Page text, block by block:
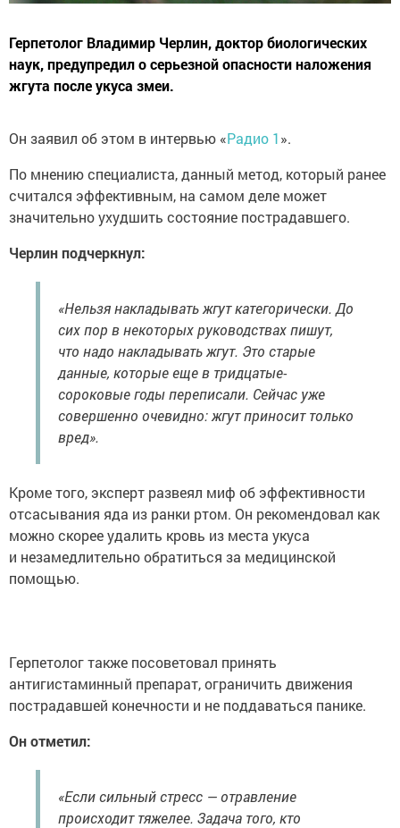
Герпетолог Владимир Черлин, доктор биологических
наук, предупредил о серьезной опасности наложения
жгута после укуса змеи.
Он заявил об этом в интервью «Радио 1».
По мнению специалиста, данный метод, который ранее
считался эффективным, на самом деле может
значительно ухудшить состояние пострадавшего.
Черлин подчеркнул:
«Нельзя накладывать жгут категорически. До
сих пор в некоторых руководствах пишут,
что надо накладывать жгут. Это старые
данные, которые еще в тридцатые-
сороковые годы переписали. Сейчас уже
совершенно очевидно: жгут приносит только
вред».
Кроме того, эксперт развеял миф об эффективности
отсасывания яда из ранки ртом. Он рекомендовал как
можно скорее удалить кровь из места укуса
и незамедлительно обратиться за медицинской
помощью.
Герпетолог также посоветовал принять
антигистаминный препарат, ограничить движения
пострадавшей конечности и не поддаваться панике.
Он отметил:
«Если сильный стресс — отравление
происходит тяжелее. Задача того, кто